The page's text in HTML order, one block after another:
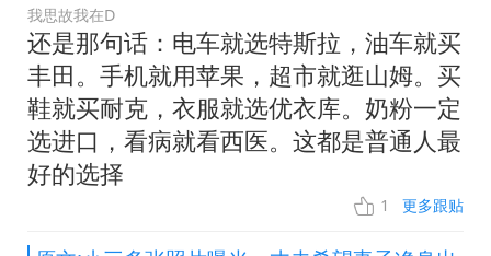
我思故我在D
还是那句话：电车就选特斯拉，油车就买
丰田。手机就用苹果，超市就逛山姆。买
鞋就买耐克，衣服就选优衣库。奶粉一定
选进口，看病就看西医。这都是普通人最
好的选择
1 更多跟贴